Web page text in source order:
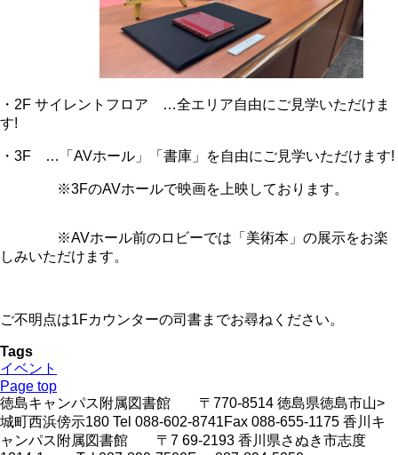
・2F サイレントフロア …全エリア自由にご見学いただけま
す!
・3F …「AVホール」「書庫」を自由にご見学いただけます!
※3FのAVホールで映画を上映しております。
※AVホール前のロビーでは「美術本」の展示をお楽
しみいただけます。
ご不明点は1Fカウンターの司書までお尋ねください。
Tags
イベント
Page top
徳島キャンパス附属図書館 〒770-8514 徳島県徳島市山>
城町西浜傍示180 Tel 088-602-8741Fax 088-655-1175 香川キ
ャンパス附属図書館 〒7 69-2193 香川県さぬき市志度